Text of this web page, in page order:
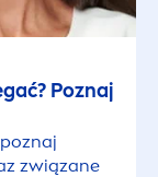
Poznaj
związane